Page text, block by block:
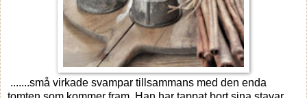
.......små virkade svampar tillsammans med den enda